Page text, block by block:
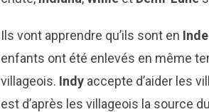
Ils vont apprendre qu’ils sont en Inde
enfants ont été enlevés en même
villageois. Indyaccepte d’aider les
est d’après les villageois la source